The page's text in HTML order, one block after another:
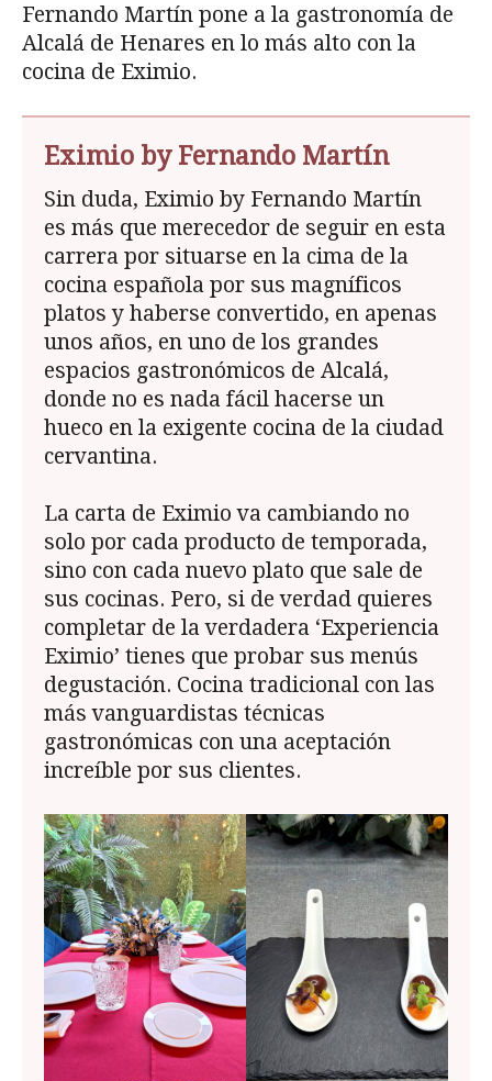
Fernando Martín pone a la gastronomía de
Alcalá de Henares en lo más alto con la
cocina de Eximio.
Eximio by Fernando Martín
Sin duda, Eximio by Fernando Martín
es más que merecedor de seguir en esta
carrera por situarse en la cima de la
cocina española por sus magníficos
platos y haberse convertido, en apenas
unos años, en uno de los grandes
espacios gastronómicos de Alcalá,
donde no es nada fácil hacerse un
hueco en la exigente cocina de la ciudad
cervantina.
La carta de Eximio va cambiando no
solo por cada producto de temporada,
sino con cada nuevo plato que sale de
sus cocinas. Pero, si de verdad quieres
completar de la verdadera ‘Experiencia
Eximio’ tienes que probar sus menús
degustación. Cocina tradicional con las
más vanguardistas técnicas
gastronómicas con una aceptación
increíble por sus clientes.